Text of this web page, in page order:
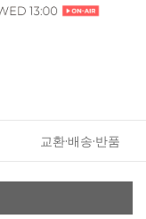
교환·배송·반품